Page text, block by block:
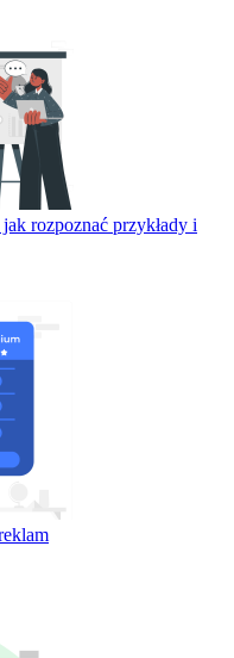
rozpoznać przykłady i